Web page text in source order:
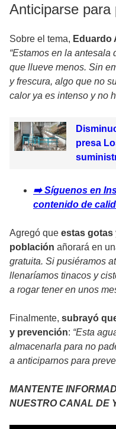
​Anticiparse para
​Sobre el tema, Eduardo
“Estamos en la antesala
que llueve menos. Sin
y frescura, algo que no
calor ya es intenso y no
presa
➡️ Síguenos en
contenido de
​Agregó que estas gotas
población añorará en
gratuita. Si pusiéramos
llenaríamos tinacos y
a rogar tener en unos
​Finalmente, subrayó
y prevención: “Esta
almacenarla para no
a anticiparnos para
MANTENTE
NUESTRO CANAL DE